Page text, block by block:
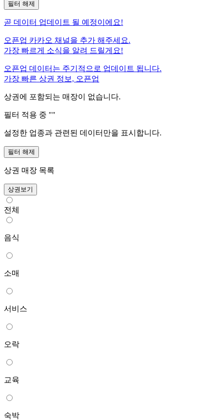
필터 해제
곧 데이터 업데이트 될 예정이에요!
오픈업 카카오 채널을 추가 해주세요.
가장 빠르게 소식을 알려 드릴게요!
오픈업 데이터는 주기적으로 업데이트 됩니다.
가장 빠른 상권 정보, 오픈업
상권에 포함되는 매장이 없습니다.
필터 적용 중 ""
설정한 업종과 관련된 데이터만을 표시합니다.
필터 해제
상권 매장 목록
상권보기
전체
음식
소매
서비스
오락
교육
숙박